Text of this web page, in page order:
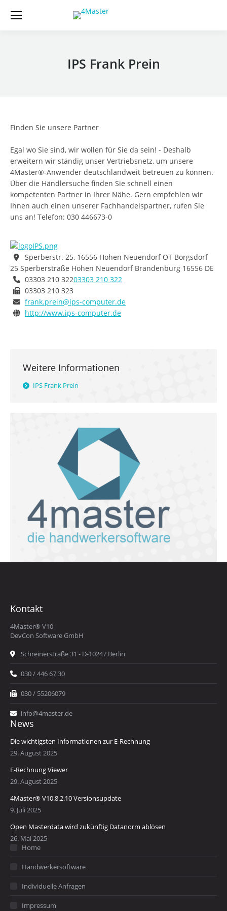
IPS Frank Prein
Sperberstr. 25, 16556 Hohen Neuendorf OT Borgsdorf
25 Sperberstraße Hohen Neuendorf Brandenburg 16556 DE
03303 210 32203303 210 322
03303 210 323
frank.prein@ips-computer.de
http://www.ips-computer.de
Weitere Informationen
IPS Frank Prein
Kontakt
4Master® V10
DevCon Software GmbH
Schreinerstraße 31 - D-10247 Berlin
030 / 446 67 30
030 / 55206079
info@4master.de
News
Die wichtigsten Informationen zur E-Rechnung
29. August 2025
E-Rechnung Viewer
29. August 2025
4Master® V10.8.2.10 Versionsupdate
9. Juli 2025
Open Masterdata wird zukünftig Datanorm ablösen
26. Mai 2025
Home
Handwerkersoftware
Individuelle Anfragen
Impressum